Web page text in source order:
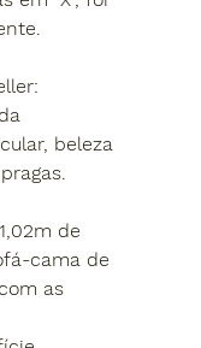
beleza
de
cama de
as